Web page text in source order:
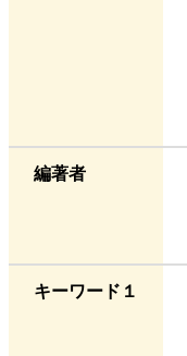
編著者
キーワード１